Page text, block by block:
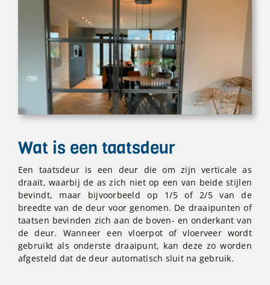
Wat is een taatsdeur
Een taatsdeur is een deur die om zijn verticale as
draait, waarbij de as zich niet op een van beide stijlen
bevindt, maar bijvoorbeeld op 1/5 of 2/5 van de
breedte van de deur voor genomen. De draaipunten of
taatsen bevinden zich aan de boven- en onderkant van
de deur. Wanneer een vloerpot of vloerveer wordt
gebruikt als onderste draaipunt, kan deze zo worden
afgesteld dat de deur automatisch sluit na gebruik.